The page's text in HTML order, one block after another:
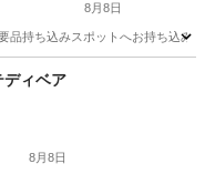
8月8日
ち込みスポットへお持ち込みし
ィベア
8月8日